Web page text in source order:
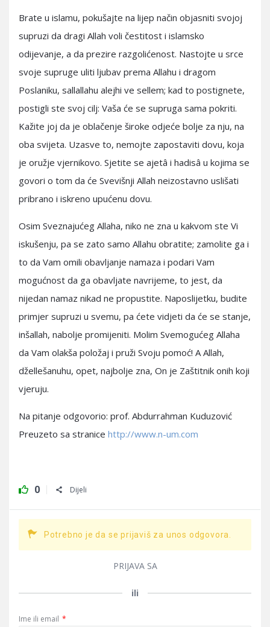
Brate u islamu, pokušajte na lijep način objasniti svojoj
supruzi da dragi Allah voli čestitost i islamsko
odijevanje, a da prezire razgolićenost. Nastojte u srce
svoje supruge uliti ljubav prema Allahu i dragom
Poslaniku, sallallahu alejhi ve sellem; kad to postignete,
postigli ste svoj cilj: Vaša će se supruga sama pokriti.
Kažite joj da je oblačenje široke odjeće bolje za nju, na
oba svijeta. Uzasve to, nemojte zapostaviti dovu, koja
je oružje vjernikovo. Sjetite se ajetâ i hadisâ u kojima se
govori o tom da će Svevišnji Allah neizostavno uslišati
pribrano i iskreno upućenu dovu.
Osim Sveznajućeg Allaha, niko ne zna u kakvom ste Vi
iskušenju, pa se zato samo Allahu obratite; zamolite ga i
to da Vam omili obavljanje namaza i podari Vam
mogućnost da ga obavljate navrijeme, to jest, da
nijedan namaz nikad ne propustite. Naposlijetku, budite
primjer supruzi u svemu, pa ćete vidjeti da će se stanje,
inšallah, nabolje promijeniti. Molim Svemogućeg Allaha
da Vam olakša položaj i pruži Svoju pomoć! A Allah,
džellešanuhu, opet, najbolje zna, On je Zaštitnik onih koji
vjeruju.
Na pitanje odgovorio: prof. Abdurrahman Kuduzović
Preuzeto sa stranice http://www.n-um.com
0 Dijeli
Potrebno je da se prijaviš za unos odgovora.
PRIJAVA SA
ili
Ime ili email *